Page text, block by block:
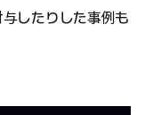
したりした事例も